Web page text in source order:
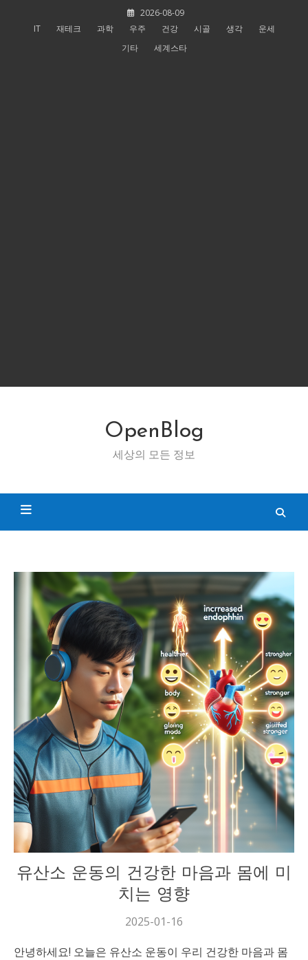
2026-08-09
IT
재테크 과학 우주 건강 시골 생각
운세
기타
세계스타
OpenBlog
세상의 모든 정보
건강
유산소 운동의 건강한 마음과 몸에 미
치는 영향
2025-01-16
안녕하세요! 오늘은 유산소 운동이 우리 건강한 마음과 몸